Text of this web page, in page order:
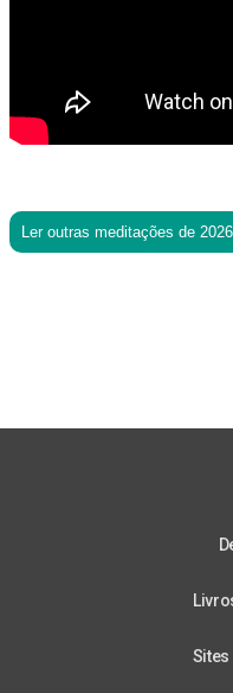
Ler outras meditações de 2026